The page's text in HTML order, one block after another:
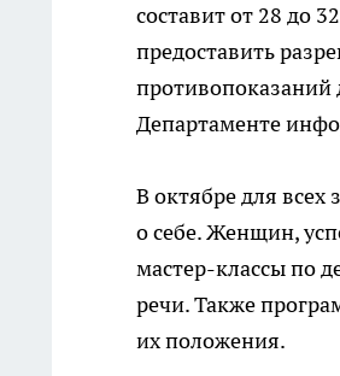
составит от 28 до
предоставить
противопоказаний
Департаменте
В октябре для всех
о себе. Женщин,
мастер-классы по
речи. Также
их положения.